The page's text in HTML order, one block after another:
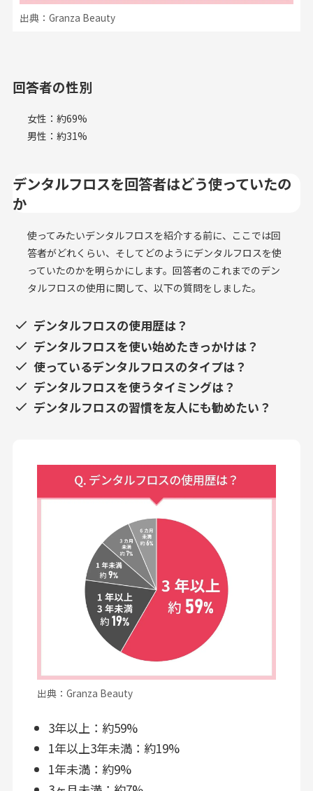
出典：Granza Beauty
回答者の性別
女性：約69%
男性：約31%
デンタルフロスを回答者はどう使っていたの
か
使ってみたいデンタルフロスを紹介する前に、ここでは回
答者がどれくらい、そしてどのようにデンタルフロスを使
っていたのかを明らかにします。回答者のこれまでのデン
タルフロスの使用に関して、以下の質問をしました。
デンタルフロスの使用歴は？
デンタルフロスを使い始めたきっかけは？
使っているデンタルフロスのタイプは？
デンタルフロスを使うタイミングは？
デンタルフロスの習慣を友人にも勧めたい？
出典：Granza Beauty
3年以上：約59%
1年以上3年未満：約19%
1年未満：約9%